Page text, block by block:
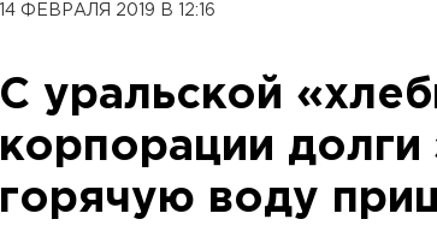
14 ФЕВРАЛЯ 2019 В 12:16
С уральской
корпорации долги
горячую воду